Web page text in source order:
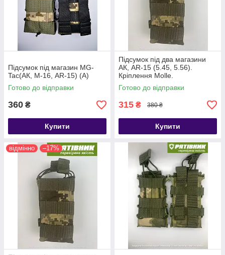
Підсумок під магазин MG-
Tac(АК, М-16, AR-15) (А)
Готово до відправки
360 ₴
Купити
Підсумок під два магазини
АК, AR-15 (5.45, 5.56).
Кріплення Molle.
Виробництво Україна (НП)
Готово до відправки
315 ₴ 380 ₴
Купити
відмінно –17%